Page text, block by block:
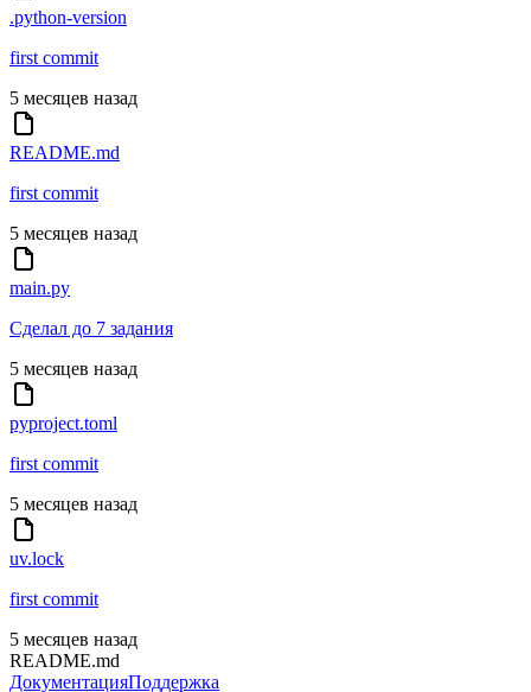
.python-version
first commit
5 месяцев назад
README.md
first commit
5 месяцев назад
main.py
Сделал до 7 задания
5 месяцев назад
pyproject.toml
first commit
5 месяцев назад
uv.lock
first commit
5 месяцев назад
README.md
ДокументацияПоддержка